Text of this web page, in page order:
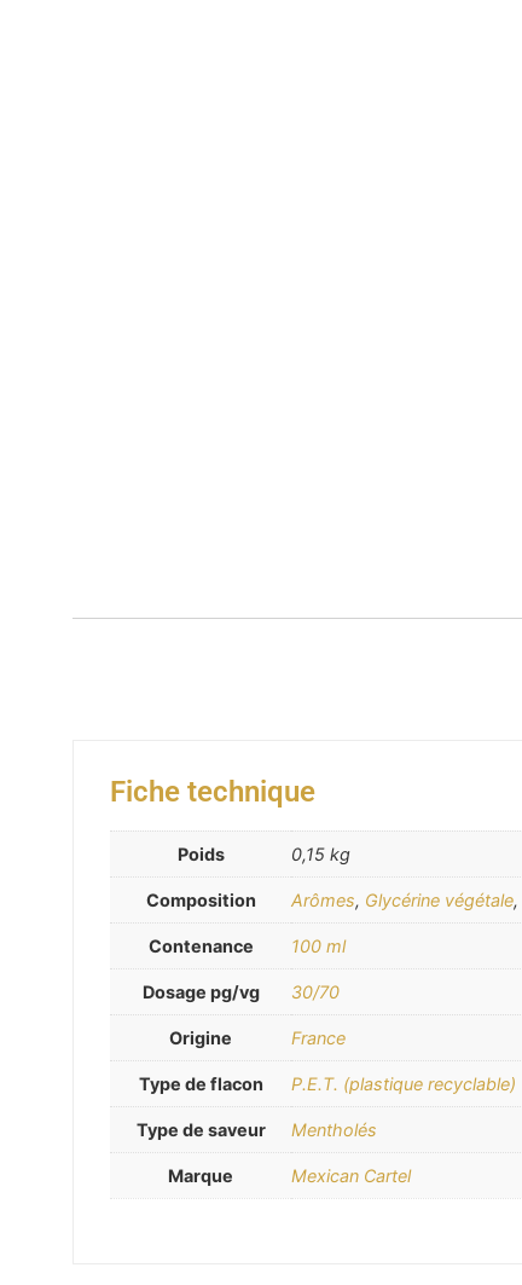
Fiche technique
Poids 0,15 kg
Composition Arômes, Glycérine végétale,
Contenance 100 ml
Dosage pg/vg 30/70
Origine France
Type de flacon P.E.T. (plastique recyclable)
Type de saveur Mentholés
Marque Mexican Cartel